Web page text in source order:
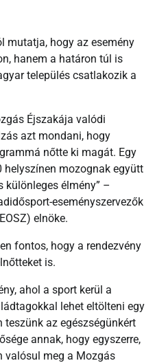
mutatja, hogy az esemény
hanem a határon túl is
település csatlakozik a
Éjszakája valódi
azt mondani, hogy
nőtte ki magát. Egy
helyszínen mozognak együtt
különleges élmény” –
eseményszervezők
elnöke.
fontos, hogy a rendezvény
is.
ahol a sport kerül a
lehet eltölteni egy
teszünk az egészségünkért
annak, hogy egyszerre,
valósul meg a Mozgás